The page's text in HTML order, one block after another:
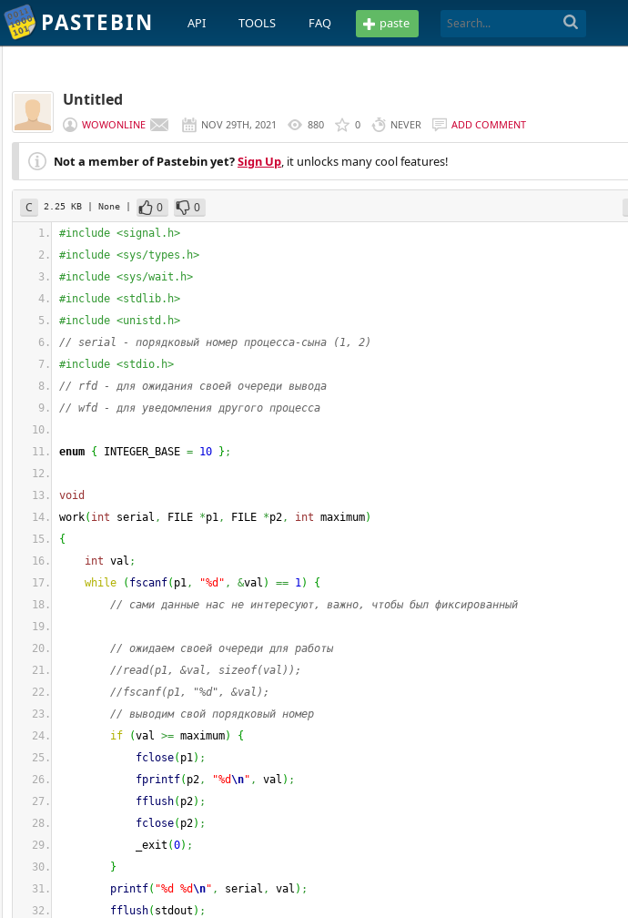
PASTEBIN API TOOLS FAQ paste
Untitled
WOWONLINE NOV 29TH, 2021 880 0 NEVER ADD COMMENT
Not a member of Pastebin yet?Sign Up, it unlocks many cool features!
C 2.25 KB | None | 0 0
#include <signal.h>
#include <sys/types.h>
#include <sys/wait.h>
#include <stdlib.h>
#include <unistd.h>
// serial - порядковый номер процесса-сына (1, 2)
#include <stdio.h>
// rfd - для ожидания своей очереди вывода
// wfd - для уведомления другого процесса
enum { INTEGER_BASE = 10 } ;
void
work( int serial , FILE *p1, FILE *p2, int maximum)
{
int val ;
while
( fscanf( p1, "%d" , &val ) == 1)
{
// сами данные нас не интересуют, важно, чтобы был фиксированный
// ожидаем своей очереди для работы
//read(p1, &val, sizeof(val));
//fscanf(p1, "%d", &val);
// выводим свой порядковый номер
if
(val >= maximum)
{
fclose( p1) ;
fprintf( p2, "%d\n" , val ) ;
fflush( p2) ;
fclose( p2) ;
_exit (0) ;
}
printf( "%d %d\n" , serial , val ) ;
fflush( stdout ) ;